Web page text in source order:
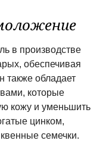
в производстве
обеспечивая
также обладает
которые
кожу и уменьшить
цинком,
семечки.